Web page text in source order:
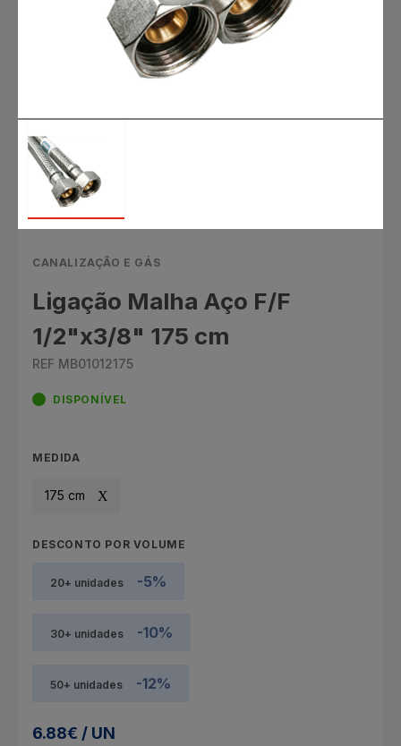
CANALIZAÇÃO E GÁS
Ligação Malha Aço F/F
1/2"x3/8" 175 cm
REF MB01012175
DISPONÍVEL
MEDIDA
175 cm
DESCONTO POR VOLUME
20+ unidades -5%
30+ unidades -10%
50+ unidades -12%
6.88€ / UN